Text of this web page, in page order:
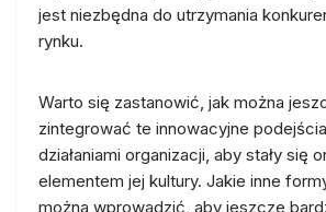
jest niezbędna do utrzymania
rynku.
Warto się zastanowić, jak można
zintegrować te innowacyjne
działaniami organizacji, aby stały się
elementem jej kultury. Jakie inne
można wprowadzić, aby jeszcze